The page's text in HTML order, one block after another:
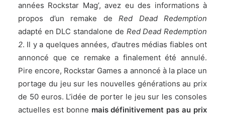
années Rockstar Mag’, avez eu des informations à
propos d’un remake de Red Dead Redemption
adapté en DLC standalone de Red Dead Redemption
2. Il y a quelques années, d’autres médias fiables ont
annoncé que ce remake a finalement été annulé.
Pire encore, Rockstar Games a annoncé à la place un
portage du jeu sur les nouvelles générations au prix
de 50 euros. L’idée de porter le jeu sur les consoles
actuelles est bonne mais définitivement pas au prix